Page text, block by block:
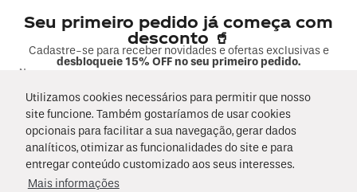
Utilizamos cookies necessários para permitir que nosso
site funcione. Também gostaríamos de usar cookies
opcionais para facilitar a sua navegação, gerar dados
analíticos, otimizar as funcionalidades do site e para
entregar conteúdo customizado aos seus interesses.
Mais informações
Seu primeiro pedido já começa com
desconto 🥤
Cadastre-se para receber novidades e ofertas exclusivas e
desbloqueie 15% OFF no seu primeiro pedido.
Nome
E-mail
Data de Nascimento
COMPRAS
MINHA CONTA
EMPRESA
FORMAS DE PAGAMENTO E SEGURANÇA